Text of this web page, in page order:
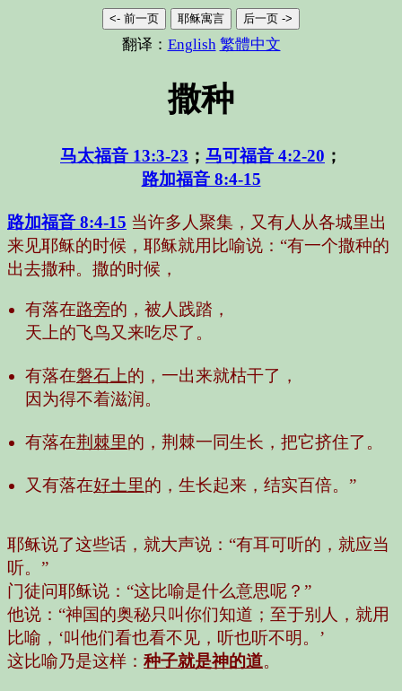
<- 前一页 耶稣寓言 后一页 ->
翻译： English 繁體中文
撒种
马太福音 13:3-23 ； 马可福音 4:2-20 ；
路加福音 8:4-15
路加福音 8:4-15 当许多人聚集，又有人从各城里出
来见耶稣的时候，耶稣就用比喻说：“有一个撒种的
出去撒种。撒的时候，
有落在路旁的，被人践踏，
天上的飞鸟又来吃尽了。
有落在磐石上的，一出来就枯干了，
因为得不着滋润。
有落在荆棘里的，荆棘一同生长，把它挤住了。
又有落在好土里的，生长起来，结实百倍。”
耶稣说了这些话，就大声说：“有耳可听的，就应当
听。”
门徒问耶稣说：“这比喻是什么意思呢？”
他说：“神国的奥秘只叫你们知道；至于别人，就用
比喻，‘叫他们看也看不见，听也听不明。’
这比喻乃是这样： 种子就是神的道。